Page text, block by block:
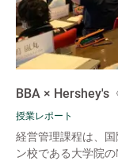
BBA × Hershey's
授業レポート
経営管理課程は、
ン校である大学院